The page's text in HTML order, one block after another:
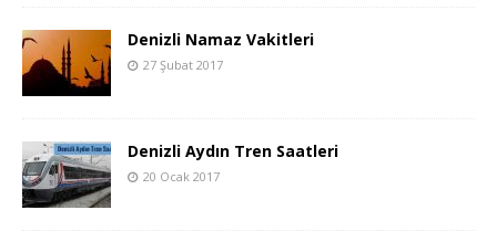
Denizli Namaz Vakitleri
27 Şubat 2017
Denizli Aydın Tren Saatleri
20 Ocak 2017